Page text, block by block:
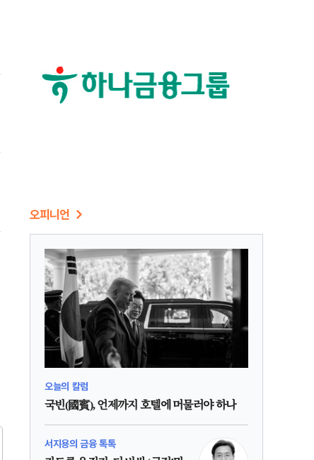
오피니언
오늘의 칼럼
국빈(國賓), 언제까지 호텔에 머물러야 하나
서지용의 금융 톡톡